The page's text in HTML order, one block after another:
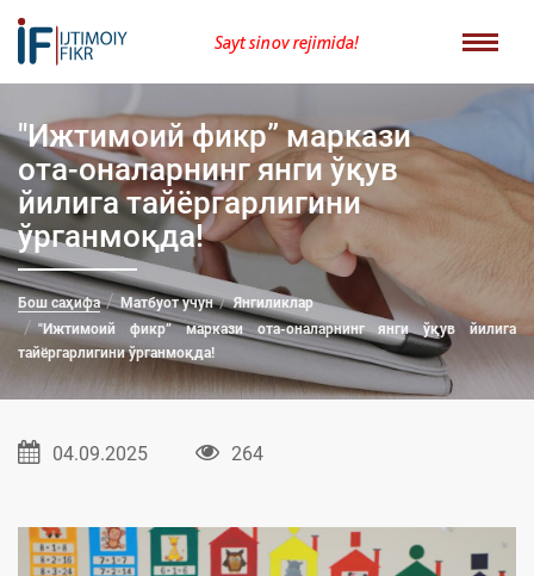
Sayt sinov rejimida!
"Ижтимоий фикр” маркази
ота-оналарнинг янги ўқув
йилига тайёргарлигини
ўрганмоқда!
Бош саҳифа Матбуот учун
Янгиликлар
"Ижтимоий фикр” маркази ота-оналарнинг янги ўқув йилига
тайёргарлигини ўрганмоқда!
04.09.2025 264